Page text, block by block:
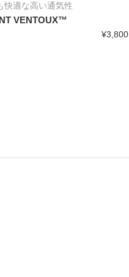
快適な高い通気性
VENTOUX™
¥3,800